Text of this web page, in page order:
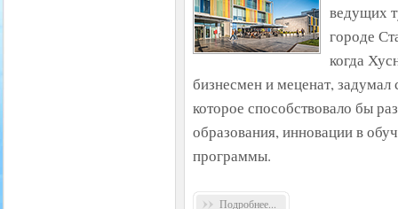
ведущих
городе
когда
бизнесмен и меценат, задумал
которое способствовало бы
образования, инновации в
программы.
Подробнее...